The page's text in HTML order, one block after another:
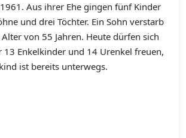
Aus ihrer Ehe gingen fünf Kinder
und drei Töchter. Ein Sohn verstarb
von 55 Jahren. Heute dürfen sich
13 Enkelkinder und 14 Urenkel freuen,
ist bereits unterwegs.